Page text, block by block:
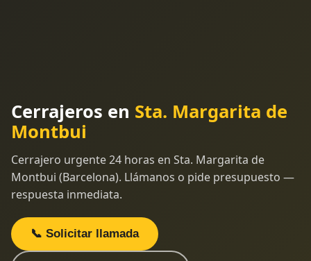
Cerrajeros en Sta. Margarita de
Montbui
Cerrajero urgente 24 horas en Sta. Margarita de
Montbui (Barcelona). Llámanos o pide presupuesto —
respuesta inmediata.
📞 Solicitar llamada